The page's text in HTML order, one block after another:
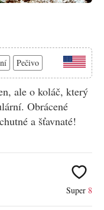
Pečivo
ale o koláč, který
Obrácené
a šťavnaté!
Super 8